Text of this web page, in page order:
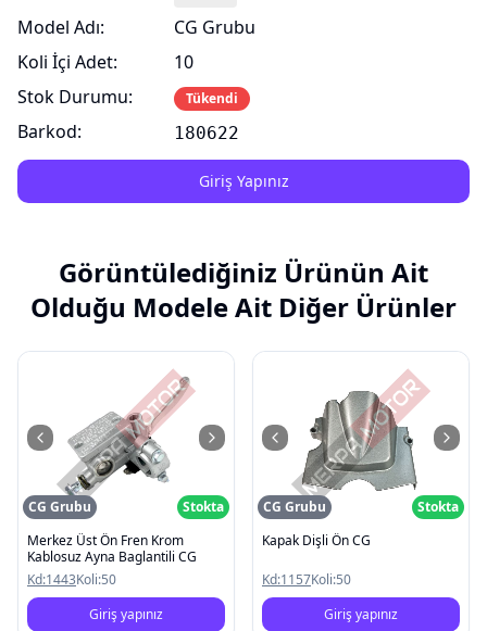
Model Adı:
Koli İçi Adet:
Stok Durumu:
Barkod:
CG Grubu
10
Tükendi
180622
Giriş Yapınız
Görüntülediğiniz Ürünün Ait
Olduğu Modele Ait Diğer Ürünler
CG Grubu
Stokta
Merkez Üst Ön Fren Krom
Kablosuz Ayna Baglantili CG
Kd:1443Koli:50
Giriş yapınız
CG Grubu
Stokta
Kapak Dişli Ön CG
Kd:1157Koli:50
Giriş yapınız